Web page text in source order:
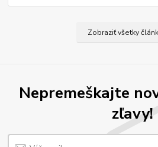
Zobraziť všetky
Nepremeškajte
zľavy!